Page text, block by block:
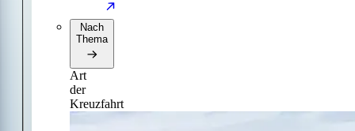
Nach
Thema
Art
der
Kreuzfahrt